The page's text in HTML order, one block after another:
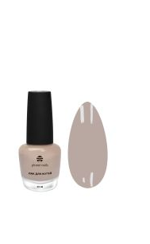
Свернуть